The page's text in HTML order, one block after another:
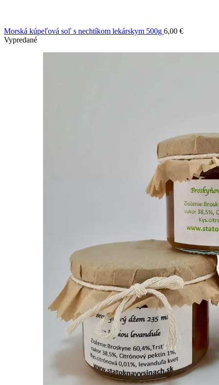
Morská kúpeľová soľ s nechtíkom lekárskym 500g 6,00 €
Vypredané